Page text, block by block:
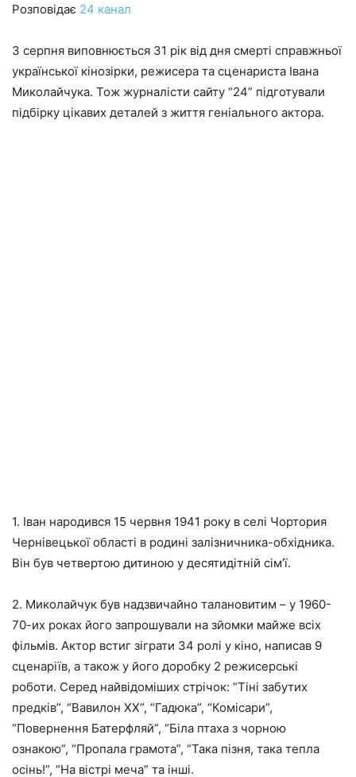
Розповідає 24 канал
3 серпня виповнюється 31 рік від дня смерті справжньої
української кінозірки, режисера та сценариста Івана
Миколайчука. Тож журналісти сайту “24” підготували
підбірку цікавих деталей з життя геніального актора.
1. Іван народився 15 червня 1941 року в селі Чортория
Чернівецької області в родині залізничника-обхідника.
Він був четвертою дитиною у десятидітній сім’ї.
2. Миколайчук був надзвичайно талановитим – у 1960-
70-их роках його запрошували на зйомки майже всіх
фільмів. Актор встиг зіграти 34 ролі у кіно, написав 9
сценаріїв, а також у його доробку 2 режисерські
роботи. Серед найвідоміших стрічок: “Тіні забутих
предків”, “Вавилон ХХ”, “Гадюка”, “Комісари”,
“Повернення Батерфляй”, “Біла птаха з чорною
ознакою”, “Пропала грамота”, “Така пізня, така тепла
осінь!”, “На вістрі меча” та інші.